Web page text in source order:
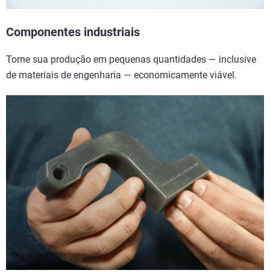
Componentes industriais
Torne sua produção em pequenas quantidades — inclusive
de materiais de engenharia — economicamente viável.